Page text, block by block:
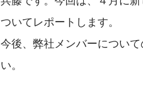
ついてレポートします。
今後、弊社メンバーについ
い。